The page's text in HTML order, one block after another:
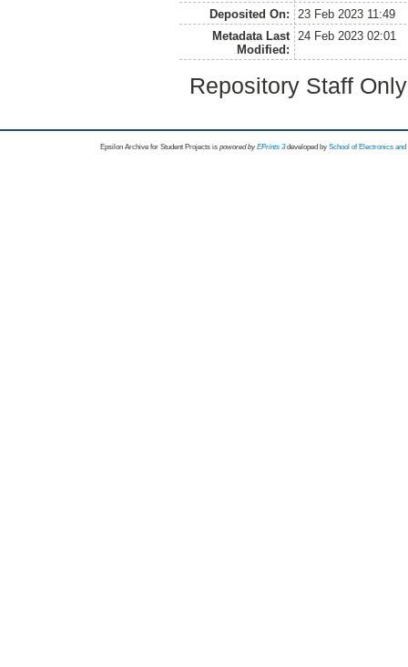
Deposited On:
23 Feb 2023 11:49
Metadata Last
Modified:
24 Feb 2023 02:01
Repository Staff
Epsilon Archive for Student Projects is powored byEPrints 3 developed by School of Electronics